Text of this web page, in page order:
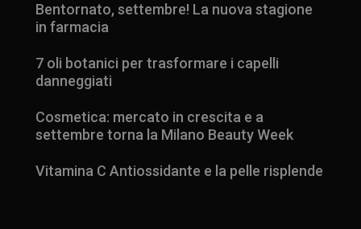
Bentornato, settembre! La nuova stagione
in farmacia
7 oli botanici per trasformare i capelli
danneggiati
Cosmetica: mercato in crescita e a
settembre torna la Milano Beauty Week
Vitamina C Antiossidante e la pelle risplende